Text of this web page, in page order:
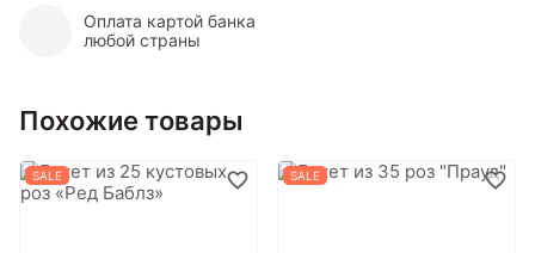
Оплата картой банка
любой страны
Похожие товары
SALE SALE